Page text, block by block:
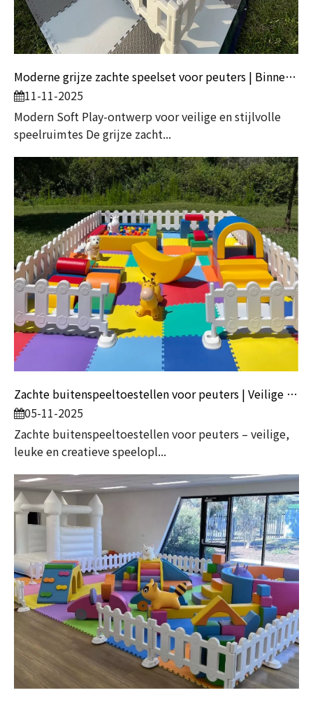
Moderne grijze zachte speelset voor peuters | Binnenspeeltoestellen van Globalltoy
11-11-2025
Modern Soft Play-ontwerp voor veilige en stijlvolle
speelruimtes De grijze zacht...
Zachte buitenspeeltoestellen voor peuters | Veilige en leuke speelsets van Globalltoy
05-11-2025
Zachte buitenspeeltoestellen voor peuters – veilige,
leuke en creatieve speelopl...